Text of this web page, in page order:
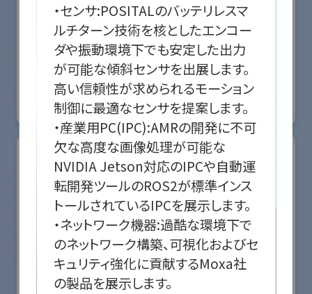
・センサ:POSITALのバッテリレスマ
ルチターン技術を核としたエンコー
ダや振動環境下でも安定した出力
が可能な傾斜センサを出展します。
高い信頼性が求められるモーション
制御に最適なセンサを提案します。
・産業用PC(IPC):AMRの開発に不可
欠な高度な画像処理が可能な
NVIDIA Jetson対応のIPCや自動運
転開発ツールのROS2が標準インス
トールされているIPCを展示します。
・ネットワーク機器:過酷な環境下で
のネットワーク構築、可視化およびセ
キュリティ強化に貢献するMoxa社
の製品を展示します。
株式会社クリエイティブテクノロジー
国際ロボット展
#スマートプロダクションロボット #スマートコミュニティロボット
リアル会場小間番号 : E5-08